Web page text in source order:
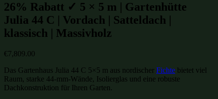
26% Rabatt ✓ 5 × 5 m | Gartenhütte
Julia 44 C | Vordach | Satteldach |
klassisch | Massivholz
€7,809.00
Das Gartenhaus Julia 44 C 5×5 m aus nordischer Fichte bietet viel
Raum, starke 44-mm-Wände, Isolierglas und eine robuste
Dachkonstruktion für Ihren Garten.